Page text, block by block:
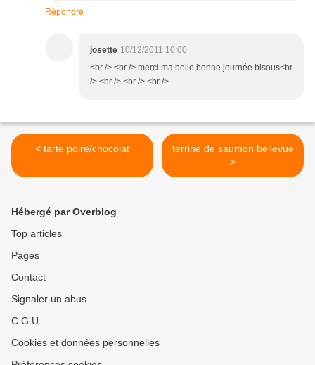
Répondre
josette 10/12/2011 10:00
<br /> <br /> merci ma belle,bonne journée bisous<br
/> <br /> <br /> <br />
< tarte poire/chocolat
terrine de saumon bellevue
>
Hébergé par Overblog
Top articles
Pages
Contact
Signaler un abus
C.G.U.
Cookies et données personnelles